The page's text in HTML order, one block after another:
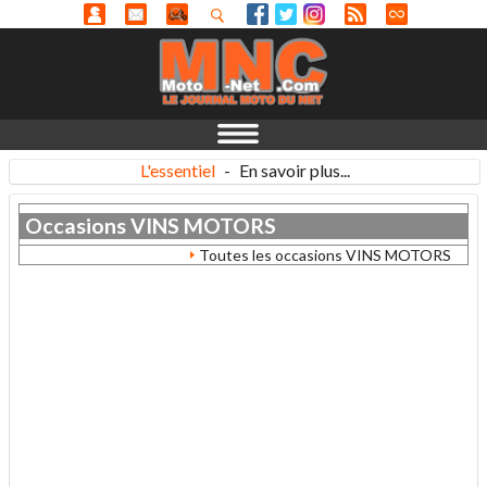
L'essentiel - En savoir plus...
OccasionsVINS MOTORS
Toutes les occasions VINS MOTORS